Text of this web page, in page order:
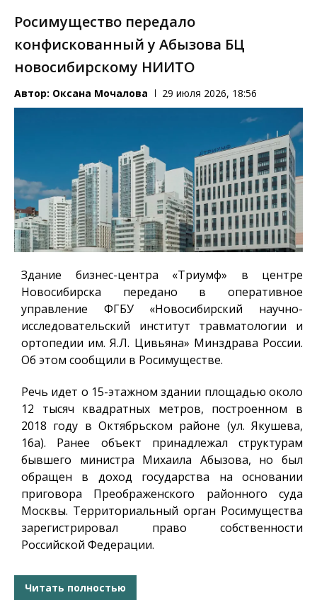
Росимущество передало
конфискованный у Абызова БЦ
новосибирскому НИИТО
Автор: Оксана Мочалова 29 июля 2026, 18:56
Здание бизнес-центра «Триумф» в центре
Новосибирска передано в оперативное
управление ФГБУ «Новосибирский научно-
исследовательский институт травматологии и
ортопедии им. Я.Л. Цивьяна» Минздрава России.
Об этом сообщили в Росимуществе.
Речь идет о 15-этажном здании площадью около
12 тысяч квадратных метров, построенном в
2018 году в Октябрьском районе (ул. Якушева,
16а). Ранее объект принадлежал структурам
бывшего министра Михаила Абызова, но был
обращен в доход государства на основании
приговора Преображенского районного суда
Москвы. Территориальный орган Росимущества
зарегистрировал право собственности
Российской Федерации.
Читать полностью